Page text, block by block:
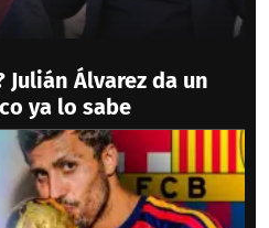
Julián Álvarez da un
ya lo sabe